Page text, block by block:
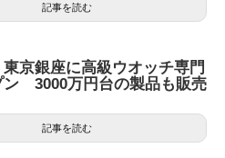
記事を読む
京銀座に高級ウオッチ専門
ン 3000万円台の製品も販売
記事を読む